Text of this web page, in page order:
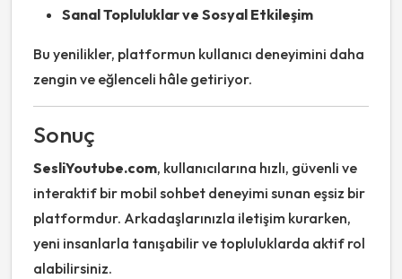
Sanal Topluluklar ve Sosyal Etkileşim
Bu yenilikler, platformun kullanıcı deneyimini daha
zengin ve eğlenceli hâle getiriyor.
Sonuç
SesliYoutube.com, kullanıcılarına hızlı, güvenli ve
interaktif bir mobil sohbet deneyimi sunan eşsiz bir
platformdur. Arkadaşlarınızla iletişim kurarken,
yeni insanlarla tanışabilir ve topluluklarda aktif rol
alabilirsiniz.